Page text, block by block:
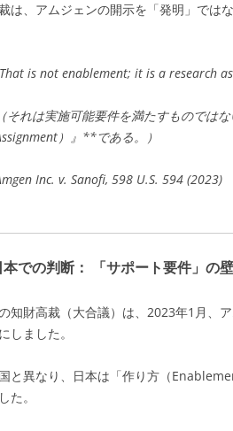
は、アムジェンの開示を「発明」では
is not enablement; it is a research
（それは実施可能要件を満たすものでは
）』**である。）
Inc. v. Sanofi, 598 U.S. 594 (2023)
での判断： 「サポート要件」の壁
知財高裁（大合議）は、2023年1月、
しました。
と異なり、日本は「作り方（
た。